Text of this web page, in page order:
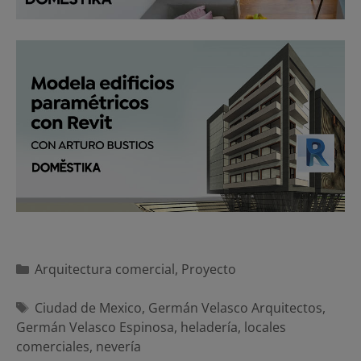
Categorías
Arquitectura comercial, Proyecto
Etiquetas
Ciudad de Mexico, Germán Velasco Arquitectos,
Germán Velasco Espinosa, heladería, locales
comerciales, nevería